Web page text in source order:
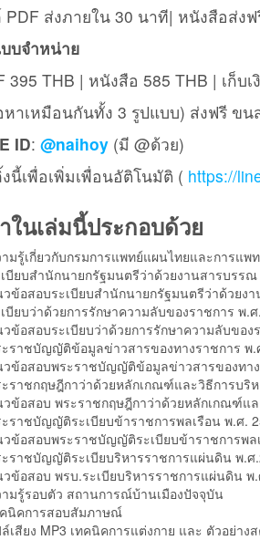
PDF ส่งภายใน 30 นาที| หนังสือส่งฟ
บจำหน่าย
395 THB | หนังสือ 585 THB | เก็บ
หาเหมือนกันทั้ง 3 รูปแบบ) ส่งฟรี ข
ID: @naihoy (มี @ด้วย)
นี้เพื่อเพิ่มเพื่อนอัติโนมัติ ( https://
ในเล่มนี้ประกอบด้วย
มรู้เกี่ยวกับกรมการแพทย์แผนไทยและการแพ
บียบสำนักนายกรัฐมนตรีว่าด้วยงานสารบรร
ข้อสอบระเบียบสำนักนายกรัฐมนตรีว่าด้วยง
บียบว่าด้วยการรักษาความลับของราชการ พ.
ข้อสอบระเบียบว่าด้วยการรักษาความลับของ
ราชบัญญัติข้อมูลข่าวสารของทางราชการ พ.
ข้อสอบพระราชบัญญัติข้อมูลข่าวสารของทา
ราชกฤษฎีกาว่าด้วยหลักเกณฑ์และวิธีการบริ
ข้อสอบ พระราชกฤษฎีกาว่าด้วยหลักเกณฑ์แ
ราชบัญญัติระเบียบข้าราชการพลเรือน พ.ศ.
ข้อสอบพระราชบัญญัติระเบียบข้าราชการพล
ราชบัญญัติระเบียบริหารราชการแผ่นดิน พ.ศ
ข้อสอบ พรบ.ระเบียบริหารราชการแผ่นดิน พ
มรู้รอบตัว สถานการณ์บ้านเมืองปัจจุบัน
นิคการสอบสัมภาษณ์
เสียง MP3 เทคนิคการแต่งกาย และ ตัวอย่า